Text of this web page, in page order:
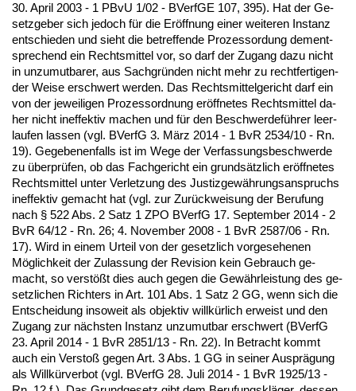
30. April 2003 - 1 PB­vU 1/02 - BVerfGE 107, 395). Hat der Ge­
setz­ge­ber sich je­doch für die Eröff­nung ei­ner wei­te­ren In­stanz
ent­schie­den und sieht die be­tref­fen­de Pro­zess­or­dung dem­ent­
spre­chend ein Rechts­mit­tel vor, so darf der Zu­gang da­zu nicht
in un­zu­mut­ba­rer, aus Sach­gründen nicht mehr zu recht­fer­ti­gen­
der Wei­se er­schwert wer­den. Das Rechts­mit­tel­ge­richt darf ein
von der je­wei­li­gen Pro­zess­ord­nung eröff­ne­tes Rechts­mit­tel da­
her nicht in­ef­fek­tiv ma­chen und für den Be­schwer­deführer leer­
lau­fen las­sen (vgl. BVerfG 3. März 2014 - 1 BvR 2534/10 - Rn.
19). Ge­ge­be­nen­falls ist im We­ge der Ver­fas­sungs­be­schwer­de
zu über­prüfen, ob das Fach­ge­richt ein grundsätz­lich eröff­ne­tes
Rechts­mit­tel un­ter Ver­let­zung des Jus­tiz­gewährungs­an­spruchs
in­ef­fek­tiv ge­macht hat (vgl. zur Zurück­wei­sung der Be­ru­fung
nach § 522 Abs. 2 Satz 1 ZPO BVerfG 17. Sep­tem­ber 2014 - 2
BvR 64/12 - Rn. 26; 4. No­vem­ber 2008 - 1 BvR 2587/06 - Rn.
17). Wird in ei­nem Ur­teil von der ge­setz­lich vor­ge­se­he­nen
Möglich­keit der Zu­las­sung der Re­vi­si­on kein Ge­brauch ge­
macht, so verstößt dies auch ge­gen die Gewähr­leis­tung des ge­
setz­li­chen Rich­ters in Art. 101 Abs. 1 Satz 2 GG, wenn sich die
Ent­schei­dung in­so­weit als ob­jek­tiv willkürlich er­weist und den
Zu­gang zur nächs­ten In­stanz un­zu­mut­bar er­schwert (BVerfG
23. April 2014 - 1 BvR 2851/13 - Rn. 22). In Be­tracht kommt
auch ein Ver­s­toß ge­gen Art. 3 Abs. 1 GG in sei­ner Aus­prägung
als Willkürver­bot (vgl. BVerfG 28. Ju­li 2014 - 1 BvR 1925/13 -